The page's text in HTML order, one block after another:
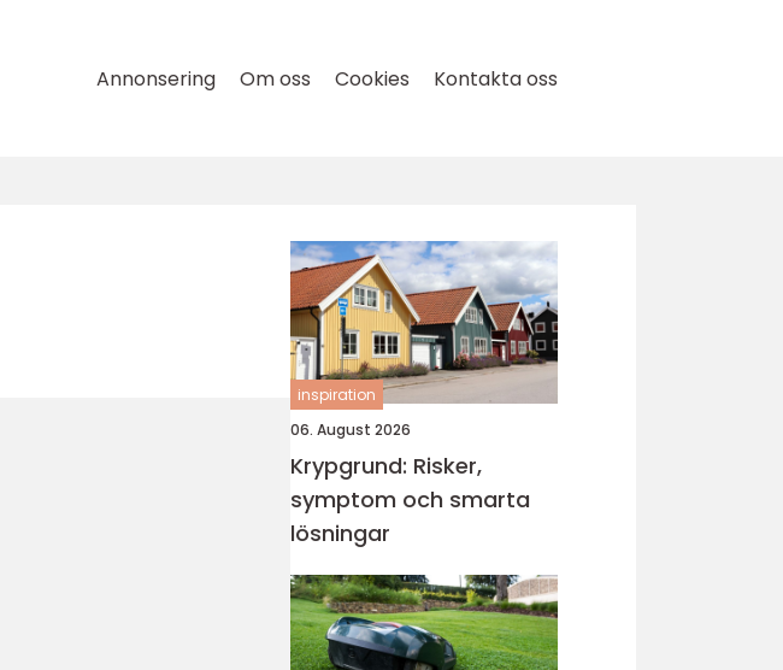
Annonsering Om oss Cookies Kontakta oss
inspiration
06. August 2026
Krypgrund: Risker,
symptom och smarta
lösningar